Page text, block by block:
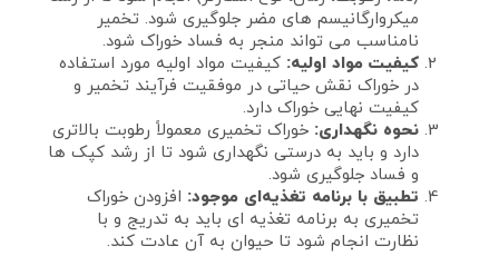
میکروارگانیسم‌ های مضر جلوگیری شود. تخمیر
نامناسب می‌ تواند منجر به فساد خوراک شود.
کیفیت مواد اولیه: کیفیت مواد اولیه مورد استفاده
در خوراک نقش حیاتی در موفقیت فرآیند تخمیر و
کیفیت نهایی خوراک دارد.
نحوه نگهداری: خوراک تخمیری معمولاً رطوبت بالاتری
دارد و باید به درستی نگهداری شود تا از رشد کپک‌ ها
و فساد جلوگیری شود.
تطبیق با برنامه تغذیه‌ای موجود: افزودن خوراک
تخمیری به برنامه تغذیه‌ ای باید به تدریج و با
نظارت انجام شود تا حیوان به آن عادت کند.